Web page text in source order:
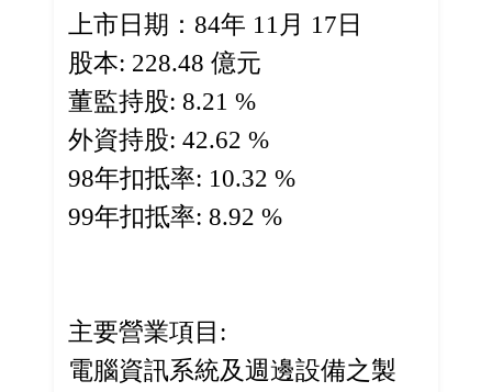
上市日期：84年 11月 17日
股本: 228.48 億元
董監持股: 8.21 %
外資持股: 42.62 %
98年扣抵率: 10.32 %
99年扣抵率: 8.92 %
主要營業項目:
電腦資訊系統及週邊設備之製